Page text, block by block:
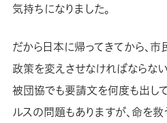
気持ちになりました。
だから日本に帰ってきてから、
政策を変えさせなければならな
被団協でも要請文を何度も出し
ルスの問題もありますが、命を